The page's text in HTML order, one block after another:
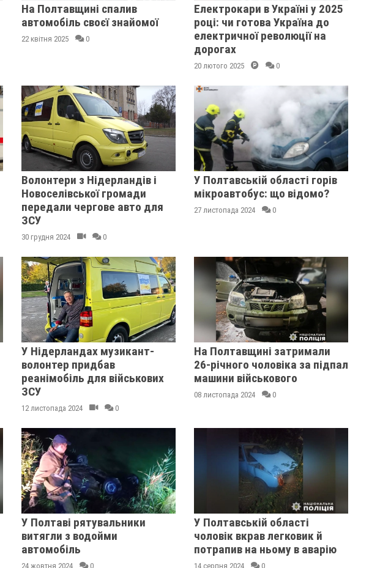
На Полтавщині спалив
автомобіль своєї знайомої
22 квітня 2025 0
Електрокари в Україні у 2025
році: чи готова Україна до
електричної революції на
дорогах
20 лютого 2025 0
Волонтери з Нідерландів і
Новоселівської громади
передали чергове авто для
ЗСУ
30 грудня 2024 0
У Полтавській області горів
мікроавтобус: що відомо?
27 листопада 2024 0
У Нідерландах музикант-
волонтер придбав
реанімобіль для військових
ЗСУ
12 листопада 2024 0
На Полтавщині затримали
26-річного чоловіка за підпал
машини військового
08 листопада 2024 0
У Полтаві рятувальники
витягли з водойми
автомобіль
24 жовтня 2024 0
У Полтавській області
чоловік вкрав легковик й
потрапив на ньому в аварію
14 серпня 2024 0